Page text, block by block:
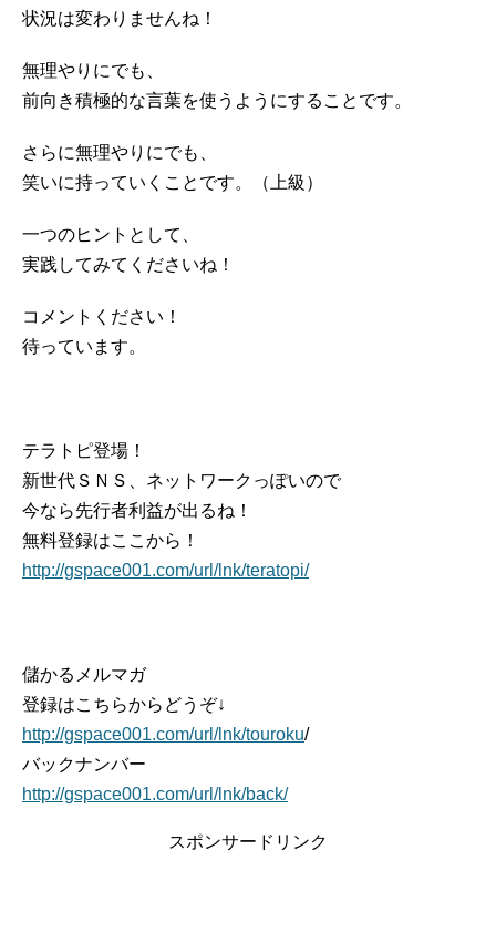
状況は変わりませんね！
無理やりにでも、
前向き積極的な言葉を使うようにすることです。
さらに無理やりにでも、
笑いに持っていくことです。（上級）
一つのヒントとして、
実践してみてくださいね！
コメントください！
待っています。
テラトピ登場！
新世代ＳＮＳ、ネットワークっぽいので
今なら先行者利益が出るね！
無料登録はここから！
http://gspace001.com/url/lnk/teratopi/
儲かるメルマガ
登録はこちらからどうぞ↓
http://gspace001.com/url/lnk/touroku/
バックナンバー
http://gspace001.com/url/lnk/back/
スポンサードリンク